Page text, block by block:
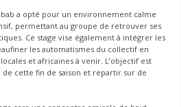
a opté pour un environnement calme
permettant au groupe de retrouver ses
Ce stage vise également à intégrer les
les automatismes du collectif en
et africaines à venir. L’objectif est
de cette fin de saison et repartir sur de